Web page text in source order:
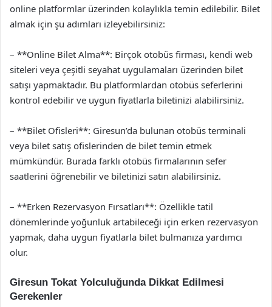
online platformlar üzerinden kolaylıkla temin edilebilir. Bilet
almak için şu adımları izleyebilirsiniz:
– **Online Bilet Alma**: Birçok otobüs firması, kendi web
siteleri veya çeşitli seyahat uygulamaları üzerinden bilet
satışı yapmaktadır. Bu platformlardan otobüs seferlerini
kontrol edebilir ve uygun fiyatlarla biletinizi alabilirsiniz.
– **Bilet Ofisleri**: Giresun’da bulunan otobüs terminali
veya bilet satış ofislerinden de bilet temin etmek
mümkündür. Burada farklı otobüs firmalarının sefer
saatlerini öğrenebilir ve biletinizi satın alabilirsiniz.
– **Erken Rezervasyon Fırsatları**: Özellikle tatil
dönemlerinde yoğunluk artabileceği için erken rezervasyon
yapmak, daha uygun fiyatlarla bilet bulmanıza yardımcı
olur.
Giresun Tokat Yolculuğunda Dikkat Edilmesi
Gerekenler